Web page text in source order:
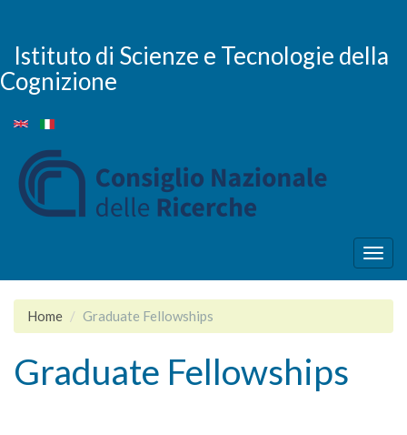
main
content
Istituto di Scienze e Tecnologie della
Cognizione
Home Graduate Fellowships
Graduate Fellowships